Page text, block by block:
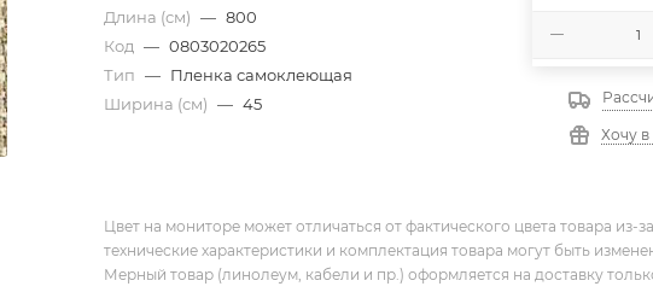
Длина (см) — 800
Код — 0803020265
Тип — Пленка самоклеющая
Ширина (см) — 45
Хочу
Цвет на мониторе может отличаться от фактического цвета товара из-
технические характеристики и комплектация товара могут быть
Мерный товар (линолеум, кабели и пр.) оформляется на доставку